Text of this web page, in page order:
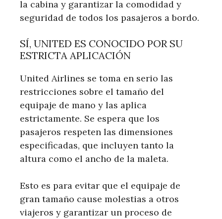
la cabina y garantizar la comodidad y
seguridad de todos los pasajeros a bordo.
SÍ, UNITED ES CONOCIDO POR SU
ESTRICTA APLICACIÓN
United Airlines se toma en serio las
restricciones sobre el tamaño del
equipaje de mano y las aplica
estrictamente. Se espera que los
pasajeros respeten las dimensiones
especificadas, que incluyen tanto la
altura como el ancho de la maleta.
Esto es para evitar que el equipaje de
gran tamaño cause molestias a otros
viajeros y garantizar un proceso de